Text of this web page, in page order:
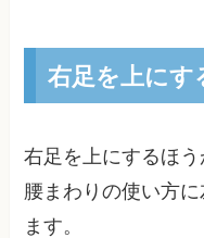
右足を上にす
右足を上にするほ
腰まわりの使い方
ます。